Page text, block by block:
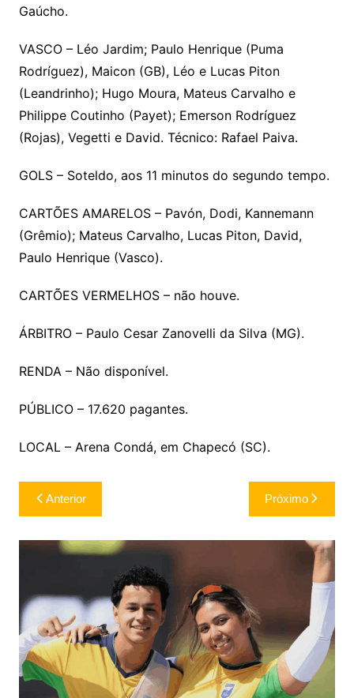
Gaúcho.
VASCO – Léo Jardim; Paulo Henrique (Puma
Rodríguez), Maicon (GB), Léo e Lucas Piton
(Leandrinho); Hugo Moura, Mateus Carvalho e
Philippe Coutinho (Payet); Emerson Rodríguez
(Rojas), Vegetti e David. Técnico: Rafael Paiva.
GOLS – Soteldo, aos 11 minutos do segundo tempo.
CARTÕES AMARELOS – Pavón, Dodi, Kannemann
(Grêmio); Mateus Carvalho, Lucas Piton, David,
Paulo Henrique (Vasco).
CARTÕES VERMELHOS – não houve.
ÁRBITRO – Paulo Cesar Zanovelli da Silva (MG).
RENDA – Não disponível.
PÚBLICO – 17.620 pagantes.
LOCAL – Arena Condá, em Chapecó (SC).
Navegação
de
Post
Anterior Próximo